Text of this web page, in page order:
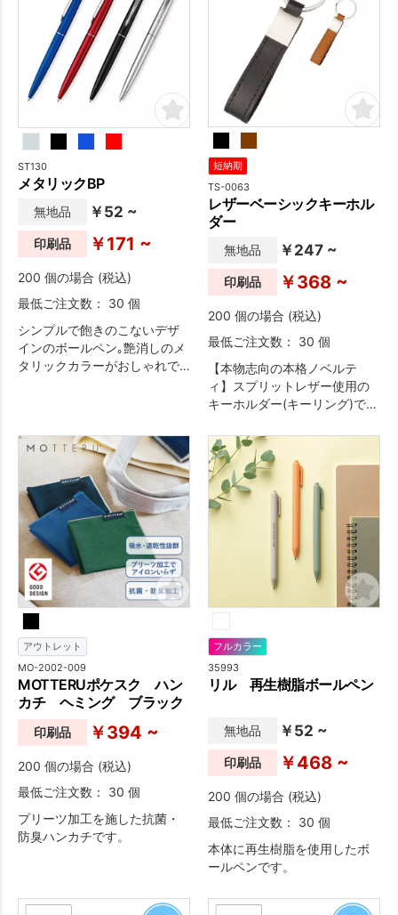
ST130
メタリックBP
無地品 ￥52 ~
印刷品 ￥171 ~
200 個の場合 (税込)
最低ご注文数： 30 個
シンプルで飽きのこないデザ
インのボールペン｡艶消しのメ
タリックカラーがおしゃれで
短納期
TS-0063
レザーベーシックキーホル
ダー
無地品 ￥247 ~
印刷品 ￥368 ~
200 個の場合 (税込)
最低ご注文数： 30 個
【本物志向の本格ノベルテ
ィ】スプリットレザー使用の
キーホルダー(キーリング)で
さりげない高級感。本物志向
の方におすすめの一品です。
シンプルに会社のロゴを入れ
て記念品にしたり、ショップ
のお買い上げノベルティとし
て特別感を演出したりと、ワ
ンランク上のシーンでご活用
いただいています。
アウトレット
MO-2002-009
MOTTERUポケスク ハン
カチ ヘミング ブラック
印刷品 ￥394 ~
200 個の場合 (税込)
最低ご注文数： 30 個
プリーツ加工を施した抗菌・
防臭ハンカチです。
フルカラー
35993
リル 再生樹脂ボールペン
無地品 ￥52 ~
印刷品 ￥468 ~
200 個の場合 (税込)
最低ご注文数： 30 個
本体に再生樹脂を使用したボ
ールペンです。